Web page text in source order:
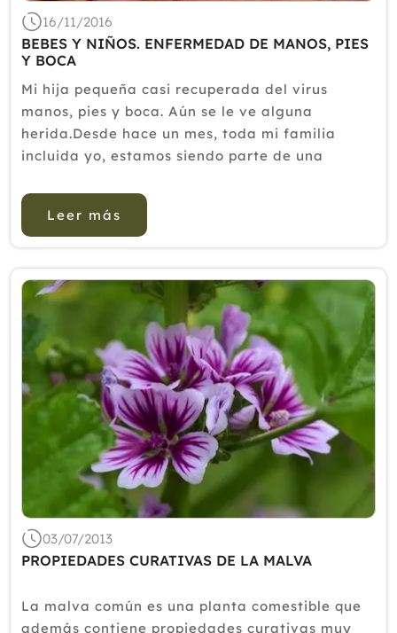
16/11/2016
BEBES Y NIÑOS. ENFERMEDAD DE MANOS, PIES
Y BOCA
Mi hija pequeña casi recuperada del virus
manos, pies y boca. Aún se le ve alguna
herida.Desde hace un mes, toda mi familia
incluida yo, estamos siendo parte de una
bacterias que nos trae mi hija mayor del cole.
Como no ha ido a la guarde, ahora esta cog...
Leer más
03/07/2013
PROPIEDADES CURATIVAS DE LA MALVA
La malva común es una planta comestible que
además contiene propiedades curativas muy